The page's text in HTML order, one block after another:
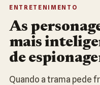
ENTRETENIMENTO
As
mais
de
Quando a trama pede